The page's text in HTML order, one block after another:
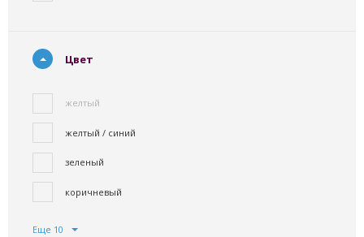
Цвет
желтый
желтый / синий
зеленый
коричневый
Еще 10